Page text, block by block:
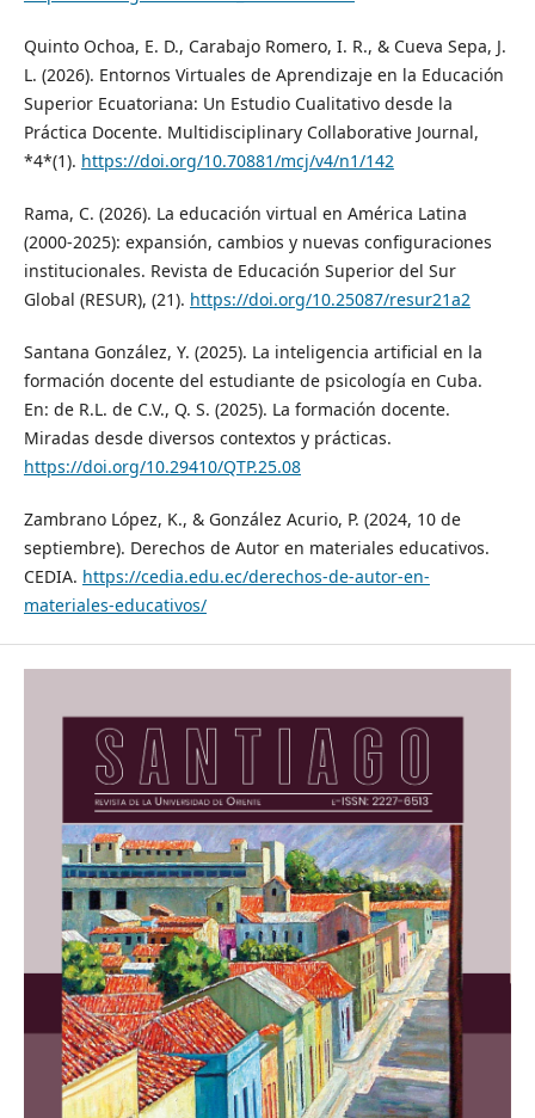
Quinto Ochoa, E. D., Carabajo Romero, I. R., & Cueva Sepa, J.
L. (2026). Entornos Virtuales de Aprendizaje en la Educación
Superior Ecuatoriana: Un Estudio Cualitativo desde la
Práctica Docente. Multidisciplinary Collaborative Journal,
*4*(1). https://doi.org/10.70881/mcj/v4/n1/142
Rama, C. (2026). La educación virtual en América Latina
(2000-2025): expansión, cambios y nuevas configuraciones
institucionales. Revista de Educación Superior del Sur
Global (RESUR), (21). https://doi.org/10.25087/resur21a2
Santana González, Y. (2025). La inteligencia artificial en la
formación docente del estudiante de psicología en Cuba.
En: de R.L. de C.V., Q. S. (2025). La formación docente.
Miradas desde diversos contextos y prácticas.
https://doi.org/10.29410/QTP.25.08
Zambrano López, K., & González Acurio, P. (2024, 10 de
septiembre). Derechos de Autor en materiales educativos.
CEDIA. https://cedia.edu.ec/derechos-de-autor-en-
materiales-educativos/